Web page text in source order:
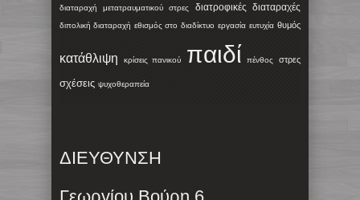
διαταραχή μετατραυματικού στρες διατροφικές διαταραχές
διπολική διαταραχή εθισμός στο διαδίκτυο εργασία ευτυχία θυμός
κατάθλιψη κρίσεις πανικού παιδί πένθος στρες
σχέσεις ψυχοθεραπεία
ΔΙΕΥΘΥΝΣΗ